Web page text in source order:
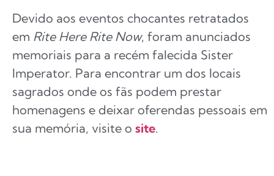
Devido aos eventos chocantes retratados
em Rite Here Rite Now, foram anunciados
memoriais para a recém falecida Sister
Imperator. Para encontrar um dos locais
sagrados onde os fãs podem prestar
homenagens e deixar oferendas pessoais em
sua memória, visite o site.